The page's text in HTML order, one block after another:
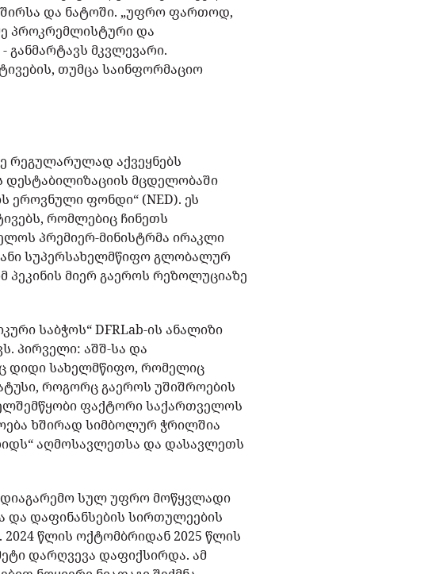
და ნატოში. „უფრო ფართოდ,
პროკრემლისტური და
განმარტავს მკვლევარი.
თუმცა საინფორმაციო
რეგულარულად აქვეყნებს
დესტაბილიზაციის მცდელობაში
ეროვნული ფონდი“ (NED). ეს
რომლებიც ჩინეთს
პრემიერ-მინისტრმა ირაკლი
სუპერსახელმწიფო გლობალურ
მიერ გაეროს რეზოლუციაზე
საბჭოს“ DFRLab-ის ანალიზი
პირველი: აშშ-სა და
დიდი სახელმწიფო, რომელიც
როგორც გაეროს უშიშროების
ფაქტორი საქართველოს
ხშირად სიმბოლურ ჭრილშია
აღმოსავლეთსა და დასავლეთს
სულ უფრო მოწყვლადი
დაფინანსების სირთულეების
წლის ოქტომბრიდან 2025 წლის
დარღვევა დაფიქსირდა. ამ